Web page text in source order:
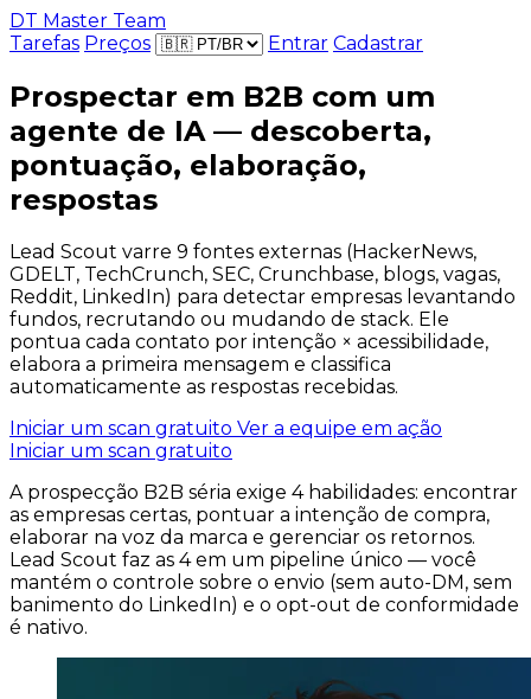
DT Master Team
Tarefas Preços Entrar Cadastrar
Prospectar em B2B com um
agente de IA — descoberta,
pontuação, elaboração,
respostas
Lead Scout varre 9 fontes externas (HackerNews,
GDELT, TechCrunch, SEC, Crunchbase, blogs, vagas,
Reddit, LinkedIn) para detectar empresas levantando
fundos, recrutando ou mudando de stack. Ele
pontua cada contato por intenção × acessibilidade,
elabora a primeira mensagem e classifica
automaticamente as respostas recebidas.
Iniciar um scan gratuito Ver a equipe em ação
Iniciar um scan gratuito
A prospecção B2B séria exige 4 habilidades: encontrar
as empresas certas, pontuar a intenção de compra,
elaborar na voz da marca e gerenciar os retornos.
Lead Scout faz as 4 em um pipeline único — você
mantém o controle sobre o envio (sem auto-DM, sem
banimento do LinkedIn) e o opt-out de conformidade
é nativo.